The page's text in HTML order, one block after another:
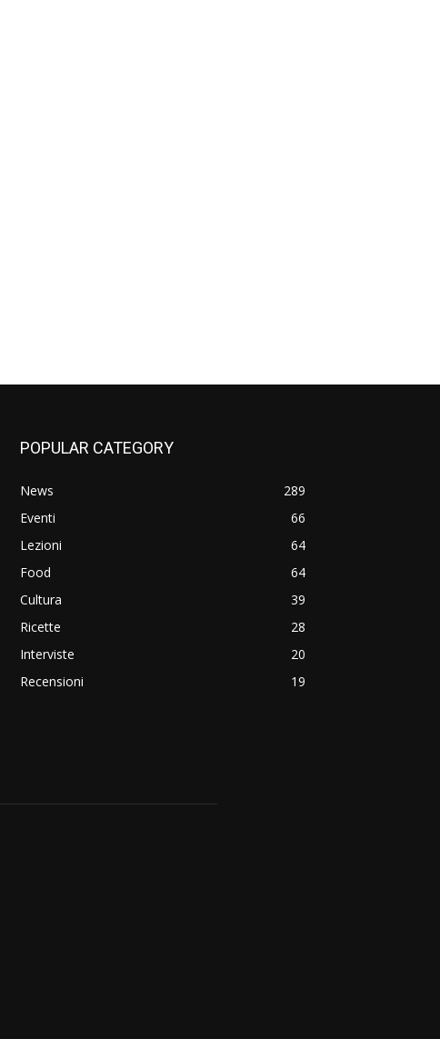
POPULAR CATEGORY
News
289
Eventi
66
Lezioni
64
Food
64
Cultura
39
Ricette
28
Interviste
20
Recensioni
19